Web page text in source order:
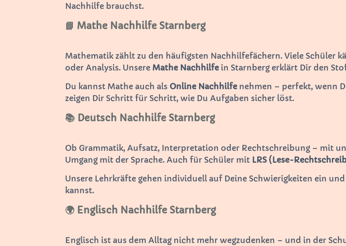
Nachhilfe brauchst.
📘 Mathe Nachhilfe Starnberg
Mathematik zählt zu den häufigsten Nachhilfefächern. Viele Schüler
oder Analysis. Unsere Mathe Nachhilfe in Starnberg erklärt Dir den
Du kannst Mathe auch als Online Nachhilfe nehmen – perfekt, wenn
zeigen Dir Schritt für Schritt, wie Du Aufgaben sicher löst.
📚 Deutsch Nachhilfe Starnberg
Ob Grammatik, Aufsatz, Interpretation oder Rechtschreibung – mit
Umgang mit der Sprache. Auch für Schüler mit LRS (Lese-
Unsere Lehrkräfte gehen individuell auf Deine Schwierigkeiten ein
kannst.
🌍 Englisch Nachhilfe Starnberg
Englisch ist aus dem Alltag nicht mehr wegzudenken – und in der